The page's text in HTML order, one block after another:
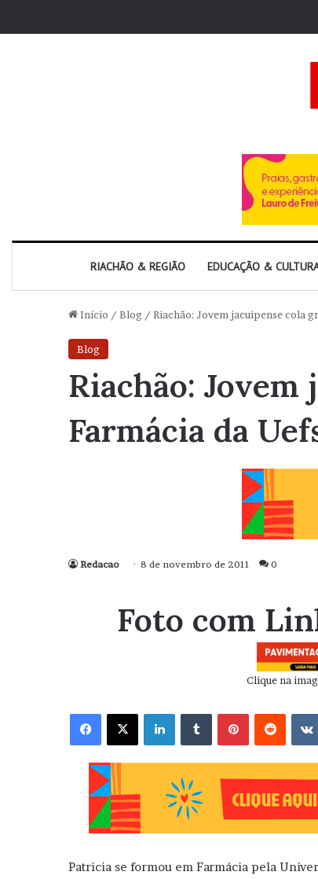
RIACHÃO & REGIÃO EDUCAÇÃO &
Início / Blog / Riachão: Jovem jacuipense cola
Blog
Riachão:
Farmácia da
Redacao 8 de novembro de 2011 0
Foto com
Clique na
Facebook X Linkedin
Patricia se formou em Farmácia pela